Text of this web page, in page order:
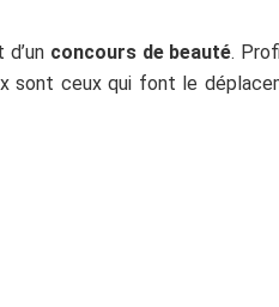
concours de beauté.
ceux qui font le